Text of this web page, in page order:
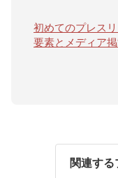
初めてのプレス
要素とメディア
関連す